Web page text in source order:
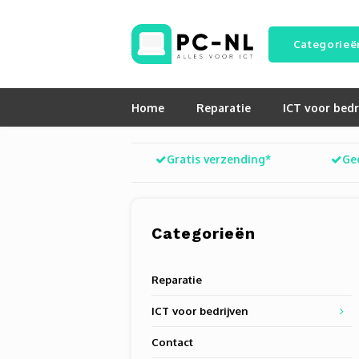
Home Reparatie ICT voor
Gratis verzending*
Categorieën
Reparatie
ICT voor bedrijven
Contact